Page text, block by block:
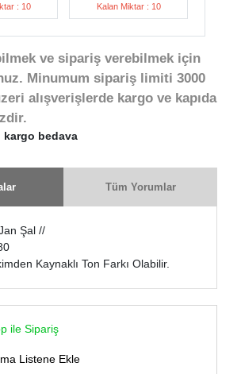
: 10 Kalan Miktar : 10
ve sipariş verebilmek için
Minumum sipariş limiti 3000
alışverişlerde kargo ve kapıda
kargo bedava
Tüm Yorumlar
Şal //
Kaynaklı Ton Farkı Olabilir.
ile Sipariş
Listene Ekle